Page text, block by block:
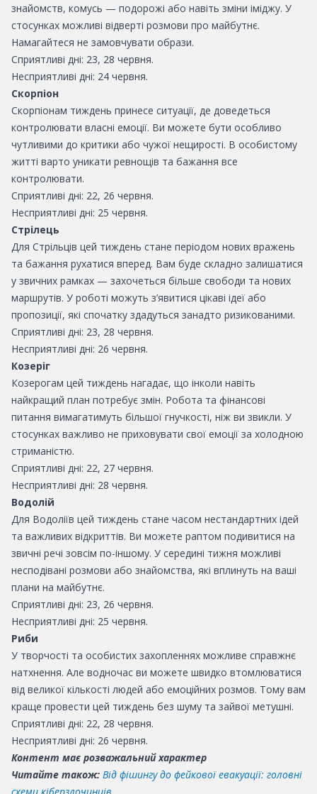
знайомств, комусь — подорожі або навіть зміни іміджу. У
стосунках можливі відверті розмови про майбутнє.
Намагайтеся не замовчувати образи.
Сприятливі дні: 23, 28 червня.
Несприятливі дні: 24 червня.
Скорпіон
Скорпіонам тиждень принесе ситуації, де доведеться
контролювати власні емоції. Ви можете бути особливо
чутливими до критики або чужої нещирості. В особистому
житті варто уникати ревнощів та бажання все
контролювати.
Сприятливі дні: 22, 26 червня.
Несприятливі дні: 25 червня.
Стрілець
Для Стрільців цей тиждень стане періодом нових вражень
та бажання рухатися вперед. Вам буде складно залишатися
у звичних рамках — захочеться більше свободи та нових
маршрутів. У роботі можуть з’явитися цікаві ідеї або
пропозиції, які спочатку здадуться занадто ризикованими.
Сприятливі дні: 23, 28 червня.
Несприятливі дні: 26 червня.
Козеріг
Козерогам цей тиждень нагадає, що інколи навіть
найкращий план потребує змін. Робота та фінансові
питання вимагатимуть більшої гнучкості, ніж ви звикли. У
стосунках важливо не приховувати свої емоції за холодною
стриманістю.
Сприятливі дні: 22, 27 червня.
Несприятливі дні: 28 червня.
Водолій
Для Водоліїв цей тиждень стане часом нестандартних ідей
та важливих відкриттів. Ви можете раптом подивитися на
звичні речі зовсім по-іншому. У середині тижня можливі
несподівані розмови або знайомства, які вплинуть на ваші
плани на майбутнє.
Сприятливі дні: 23, 26 червня.
Несприятливі дні: 25 червня.
Риби
У творчості та особистих захопленнях можливе справжнє
натхнення. Але водночас ви можете швидко втомлюватися
від великої кількості людей або емоційних розмов. Тому вам
краще провести цей тиждень без шуму та зайвої метушні.
Сприятливі дні: 22, 28 червня.
Несприятливі дні: 26 червня.
Контент має розважальний характер
Читайте також: Від фішингу до фейкової евакуації: головні